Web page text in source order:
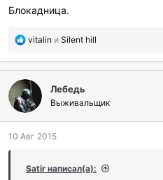
Блокадница.
П
б
л
а
г
о
а
и
vitalin и Silent hill
Лебедь
Выживальщик
10 Авг 2015
Satir написал(а):